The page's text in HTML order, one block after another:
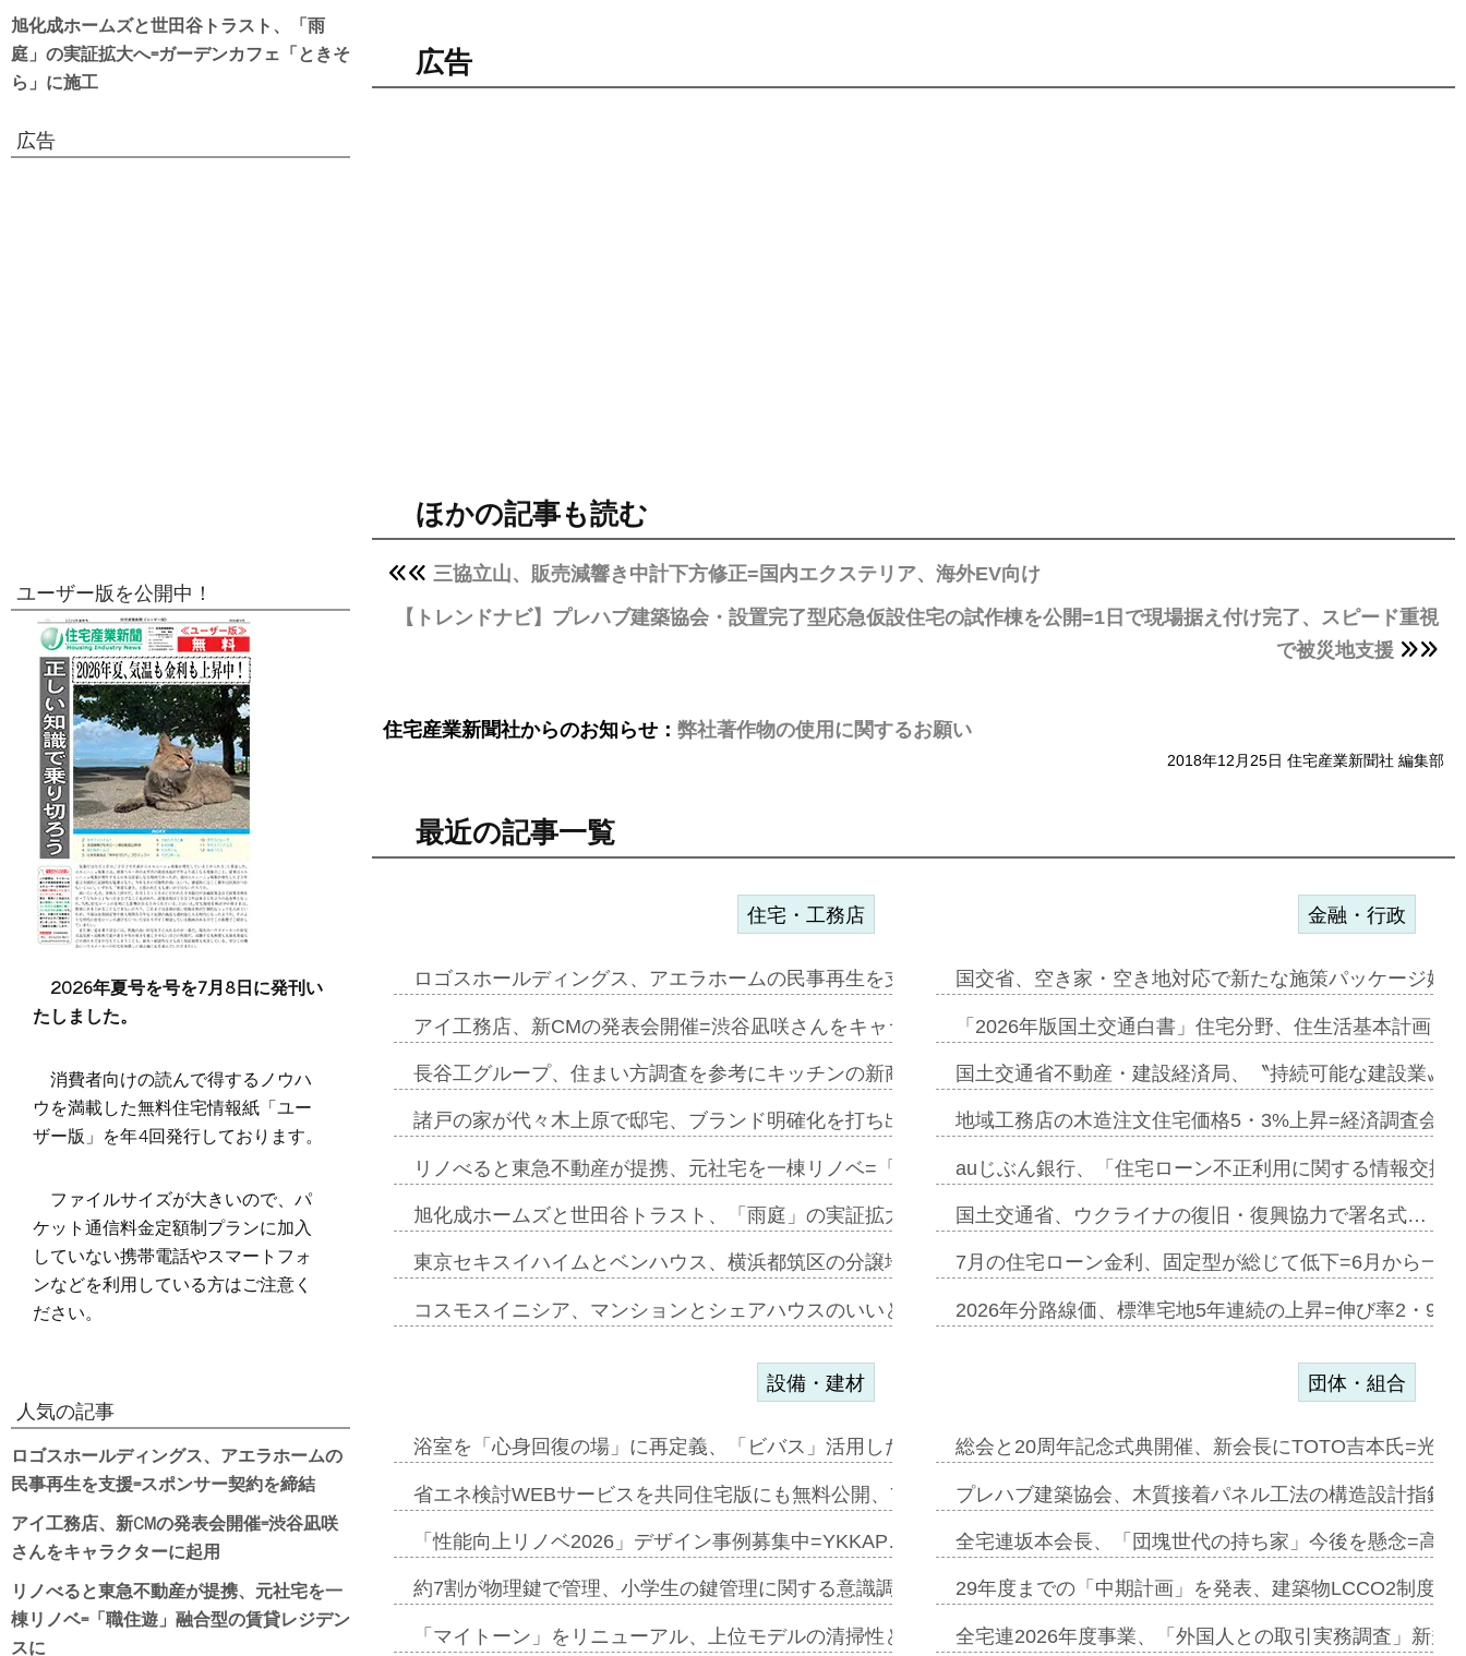
広告
ほかの記事も読む
三協立山、販売減響き中計下方修正=国内エクステリア、海外EV向け
【トレンドナビ】プレハブ建築協会・設置完了型応急仮設住宅の試作棟を公開=1日で現場据え付け完了、スピード重視
で被災地支援
住宅産業新聞社からのお知らせ： 弊社著作物の使用に関するお願い
2018年12月25日 住宅産業新聞社 編集部
最近の記事一覧
住宅・工務店
ロゴスホールディングス、アエラホームの民事再生を支援=スポンサー契約…
アイ工務店、新CMの発表会開催=渋谷凪咲さんをキャラクターに起用…
長谷工グループ、住まい方調査を参考にキッチンの新商品=「ファミーレキ…
諸戸の家が代々木上原で邸宅、ブランド明確化を打ち出す=年内にも城南エ…
リノべると東急不動産が提携、元社宅を一棟リノベ=「職住遊」融合型の賃…
旭化成ホームズと世田谷トラスト、「雨庭」の実証拡大へ=ガーデンカフェ…
東京セキスイハイムとベンハウス、横浜都筑区の分譲地開発で初協業=お互…
コスモスイニシア、マンションとシェアハウスのいいとこどりのコリビング…
金融・行政
国交省、空き家・空き地対応で新たな施策パッケージ始
「2026年版国土交通白書」住宅分野、住生活基本計画
国土交通省不動産・建設経済局、〝持続可能な建設業〟
地域工務店の木造注文住宅価格5・3%上昇=経済調査会
auじぶん銀行、「住宅ローン不正利用に関する情報交換
国土交通省、ウクライナの復旧・復興協力で署名式…
7月の住宅ローン金利、固定型が総じて低下=6月から一
2026年分路線価、標準宅地5年連続の上昇=伸び率2・
設備・建材
浴室を「心身回復の場」に再定義、「ビバス」活用した新入浴法を提案=P…
省エネ検討WEBサービスを共同住宅版にも無料公開、YKKAPとワンビ…
「性能向上リノベ2026」デザイン事例募集中=YKKAP…
約7割が物理鍵で管理、小学生の鍵管理に関する意識調査=Nature…
「マイトーン」をリニューアル、上位モデルの清掃性と安全性追加=リンナ…
団体・組合
総会と20周年記念式典開催、新会長にTOTO吉本氏=光
プレハブ建築協会、木質接着パネル工法の構造設計指針
全宅連坂本会長、「団塊世代の持ち家」今後を懸念=高
29年度までの「中期計画」を発表、建築物LCCO2制度
全宅連2026年度事業、「外国人との取引実務調査」新規
旭化成ホームズと世田谷トラスト、「雨
庭」の実証拡大へ=ガーデンカフェ「ときそ
ら」に施工
広告
ユーザー版を公開中！
2026年夏号を号を7月8日に発刊い
たしました。
消費者向けの読んで得するノウハ
ウを満載した無料住宅情報紙「ユー
ザー版」を年4回発行しております。
ファイルサイズが大きいので、パ
ケット通信料金定額制プランに加入
していない携帯電話やスマートフォ
ンなどを利用している方はご注意く
ださい。
人気の記事
ロゴスホールディングス、アエラホームの
民事再生を支援=スポンサー契約を締結
アイ工務店、新CMの発表会開催=渋谷凪咲
さんをキャラクターに起用
リノべると東急不動産が提携、元社宅を一
棟リノベ=「職住遊」融合型の賃貸レジデン
スに